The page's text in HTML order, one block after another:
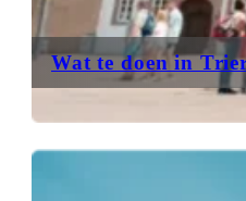
Wat te doen in